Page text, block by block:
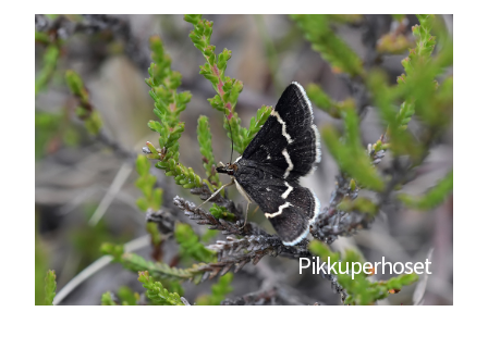
Pikkuperhoset